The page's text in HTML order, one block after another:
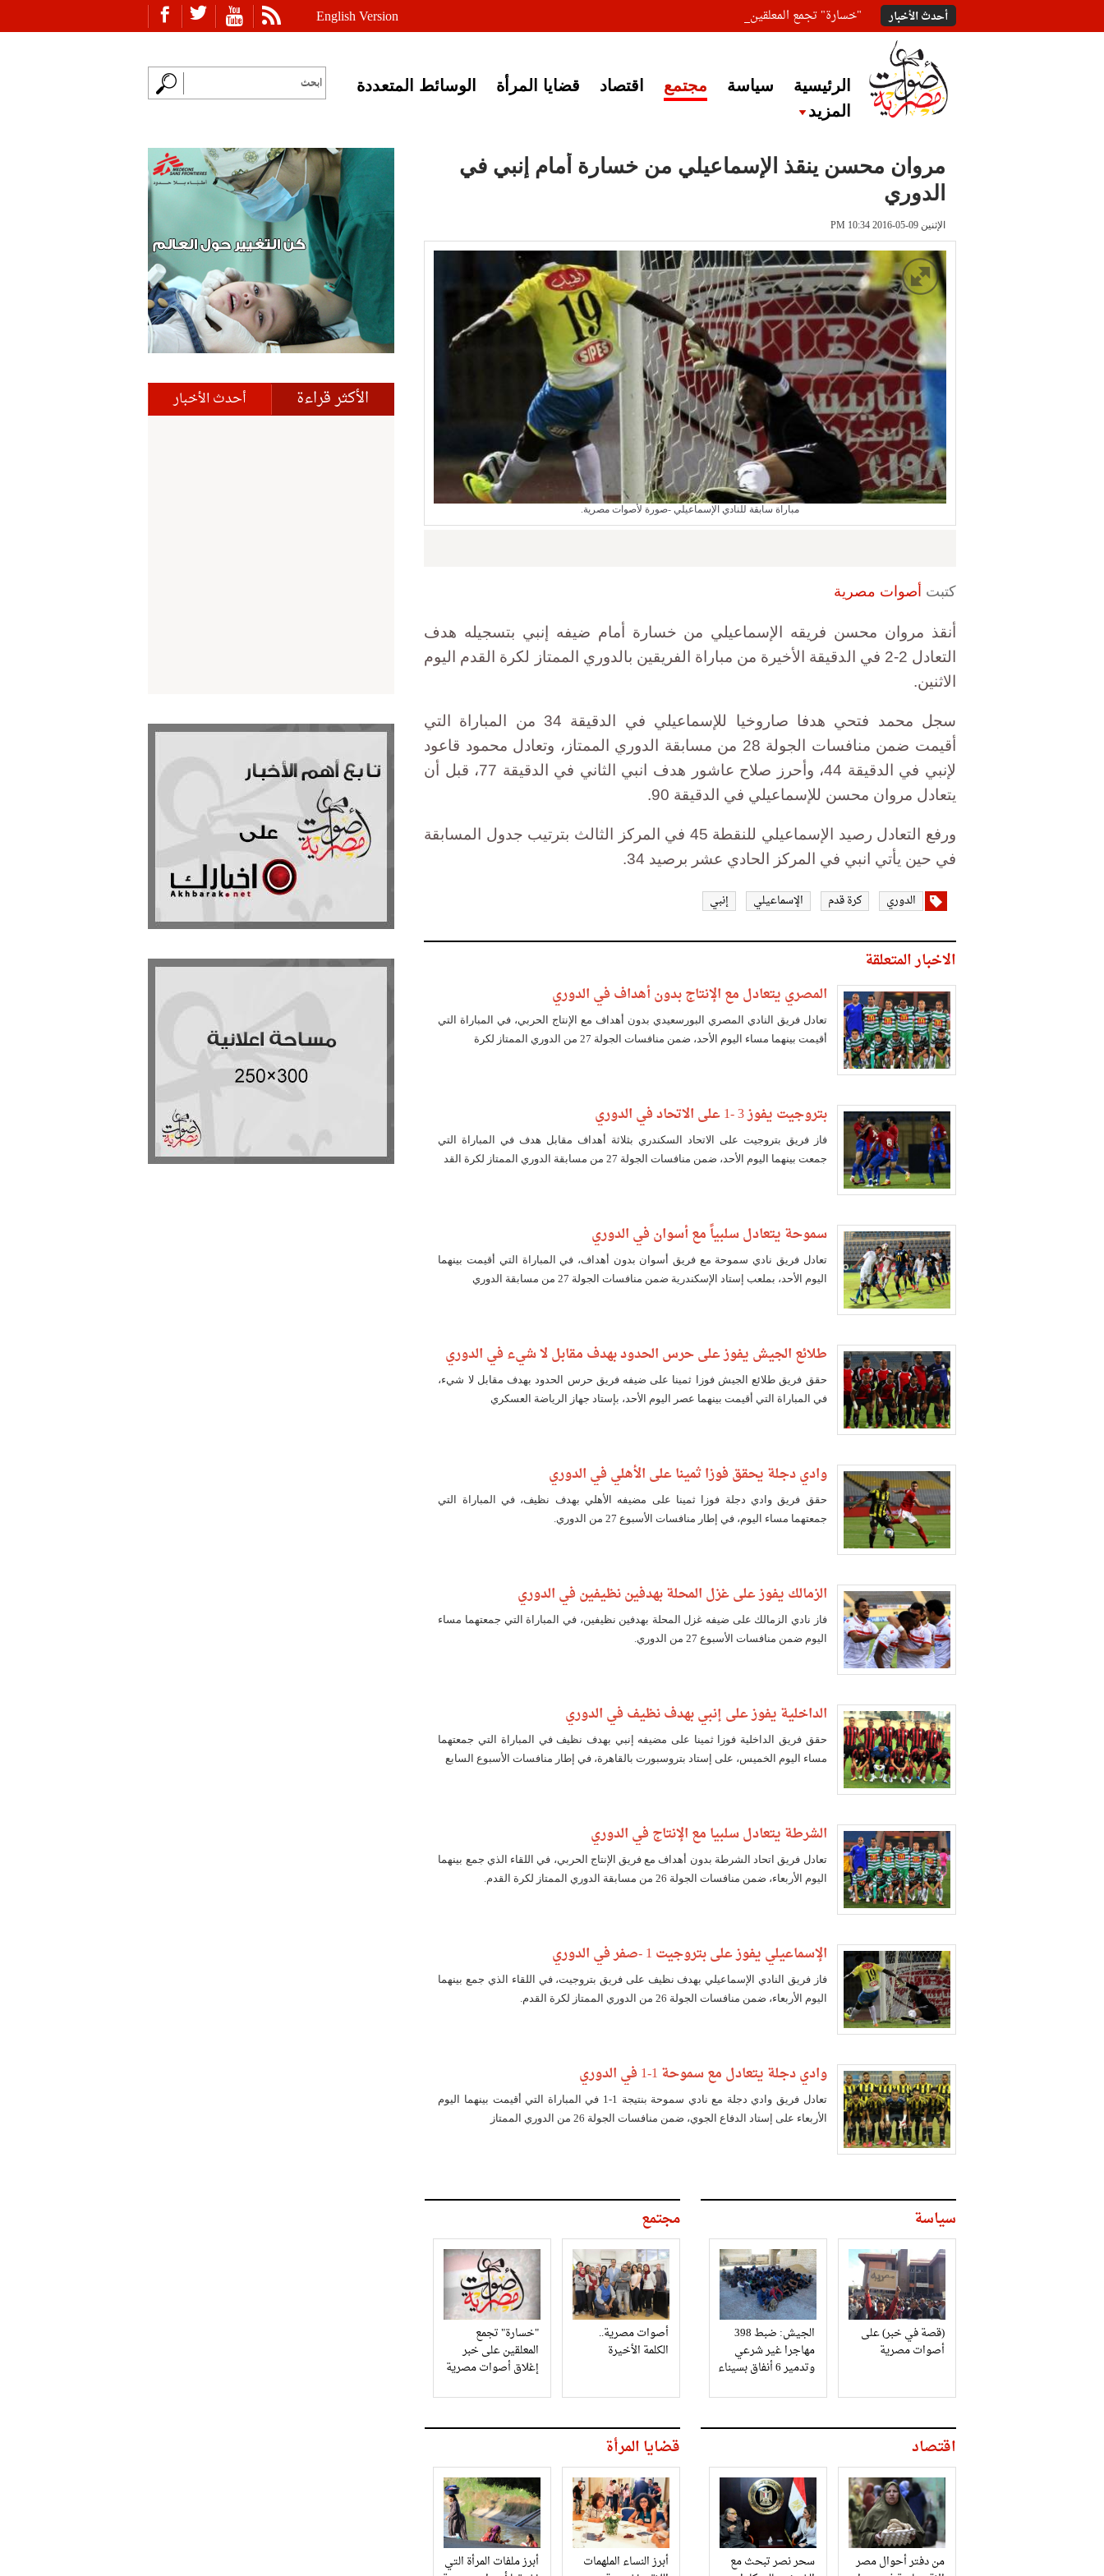
English Version أحدث الأخبار "خسارة" تجمع المعلقين على خبر إغلاق أصوات مصرية
الرئيسية سياسة مجتمع اقتصاد قضايا المرأة
الوسائط المتعددة
المزيد
مروان محسن ينقذ الإسماعيلي من خسارة أمام إنبي في
الدوري
الإثنين 09-05-2016 PM 10:34
مباراة سابقة للنادي الإسماعيلي -صورة لأصوات مصرية.
كتبت أصوات مصرية
أنقذ مروان محسن فريقه الإسماعيلي من خسارة أمام ضيفه إنبي بتسجيله هدف
التعادل 2-2 في الدقيقة الأخيرة من مباراة الفريقين بالدوري الممتاز لكرة القدم اليوم
الاثنين.
سجل محمد فتحي هدفا صاروخيا للإسماعيلي في الدقيقة 34 من المباراة التي
أقيمت ضمن منافسات الجولة 28 من مسابقة الدوري الممتاز، وتعادل محمود قاعود
لإنبي في الدقيقة 44، وأحرز صلاح عاشور هدف انبي الثاني في الدقيقة 77، قبل أن
يتعادل مروان محسن للإسماعيلي في الدقيقة 90.
ورفع التعادل رصيد الإسماعيلي للنقطة 45 في المركز الثالث بترتيب جدول المسابقة
في حين يأتي انبي في المركز الحادي عشر برصيد 34.
الدوري كرة قدم الإسماعيلي إنبي
الاخبار المتعلقة
المصري يتعادل مع الإنتاج بدون أهداف في الدوري
تعادل فريق النادي المصري البورسعيدي بدون أهداف مع الإنتاج الحربي، في المباراة التي
أقيمت بينهما مساء اليوم الأحد، ضمن منافسات الجولة 27 من الدوري الممتاز لكرة
بتروجيت يفوز 3 -1 على الاتحاد في الدوري
فاز فريق بتروجيت على الاتحاد السكندري بثلاثة أهداف مقابل هدف في المباراة التي
جمعت بينهما اليوم الأحد، ضمن منافسات الجولة 27 من مسابقة الدوري الممتاز لكرة القد
سموحة يتعادل سلبياً مع أسوان في الدوري
تعادل فريق نادي سموحة مع فريق أسوان بدون أهداف، في المباراة التي أقيمت بينهما
اليوم الأحد، بملعب إستاد الإسكندرية ضمن منافسات الجولة 27 من مسابقة الدوري
طلائع الجيش يفوز على حرس الحدود بهدف مقابل لا شيء في الدوري
حقق فريق طلائع الجيش فوزا ثمينا على ضيفه فريق حرس الحدود بهدف مقابل لا شيء،
في المباراة التي أقيمت بينهما عصر اليوم الأحد، بإستاد جهاز الرياضة العسكري
وادي دجلة يحقق فوزا ثمينا على الأهلي في الدوري
حقق فريق وادي دجلة فوزا ثمينا على مضيفه الأهلي بهدف نظيف، في المباراة التي
جمعتهما مساء اليوم، في إطار منافسات الأسبوع 27 من الدوري.
الزمالك يفوز على غزل المحلة بهدفين نظيفين في الدوري
فاز نادي الزمالك على ضيفه غزل المحلة بهدفين نظيفين، في المباراة التي جمعتهما مساء
اليوم ضمن منافسات الأسبوع 27 من الدوري.
الداخلية يفوز على إنبي بهدف نظيف في الدوري
حقق فريق الداخلية فوزا ثمينا على مضيفه إنبي بهدف نظيف في المباراة التي جمعتهما
مساء اليوم الخميس، على إستاد بتروسبورت بالقاهرة، في إطار منافسات الأسبوع السابع
الشرطة يتعادل سلبيا مع الإنتاج في الدوري
تعادل فريق اتحاد الشرطة بدون أهداف مع فريق الإنتاج الحربي، في اللقاء الذي جمع بينهما
اليوم الأربعاء، ضمن منافسات الجولة 26 من مسابقة الدوري الممتاز لكرة القدم.
الإسماعيلي يفوز على بتروجيت 1 -صفر في الدوري
فاز فريق النادي الإسماعيلي بهدف نظيف على فريق بتروجيت، في اللقاء الذي جمع بينهما
اليوم الأربعاء، ضمن منافسات الجولة 26 من الدوري الممتاز لكرة القدم.
وادي دجلة يتعادل مع سموحة 1-1 في الدوري
تعادل فريق وادي دجلة مع نادي سموحة بنتيجة 1-1 في المباراة التي أقيمت بينهما اليوم
الأربعاء على إستاد الدفاع الجوي، ضمن منافسات الجولة 26 من الدوري الممتاز
سياسة
(قصة في خبر) على
أصوات مصرية
الجيش: ضبط 398
مهاجرا غير شرعي
وتدمير 6 أنفاق بسيناء
مجتمع
أصوات مصرية..
الكلمة الأخيرة
"خسارة" تجمع
المعلقين على خبر
إغلاق أصوات مصرية
اقتصاد
من دفتر أحوال مصر
سحر نصر تبحث مع
قضايا المرأة
أبرز النساء الملهمات
أبرز ملفات المرأة التي
الأكثر قراءة أحدث الأخبار